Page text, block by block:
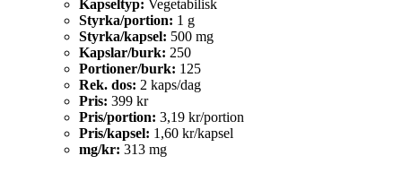
Kapseltyp: Vegetabilisk
Styrka/portion: 1 g
Styrka/kapsel: 500 mg
Kapslar/burk: 250
Portioner/burk: 125
Rek. dos: 2 kaps/dag
Pris: 399 kr
Pris/portion: 3,19 kr/portion
Pris/kapsel: 1,60 kr/kapsel
mg/kr: 313 mg